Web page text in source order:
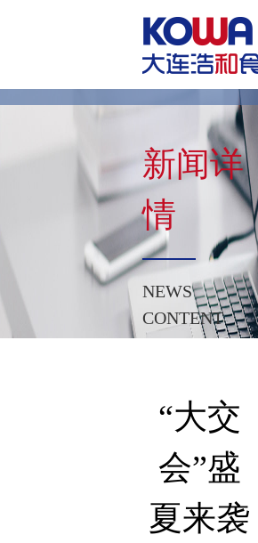
新闻详
情
NEWS
CONTENT
“大交
会”盛
夏来袭